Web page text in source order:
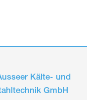
Kälte- und
GmbH